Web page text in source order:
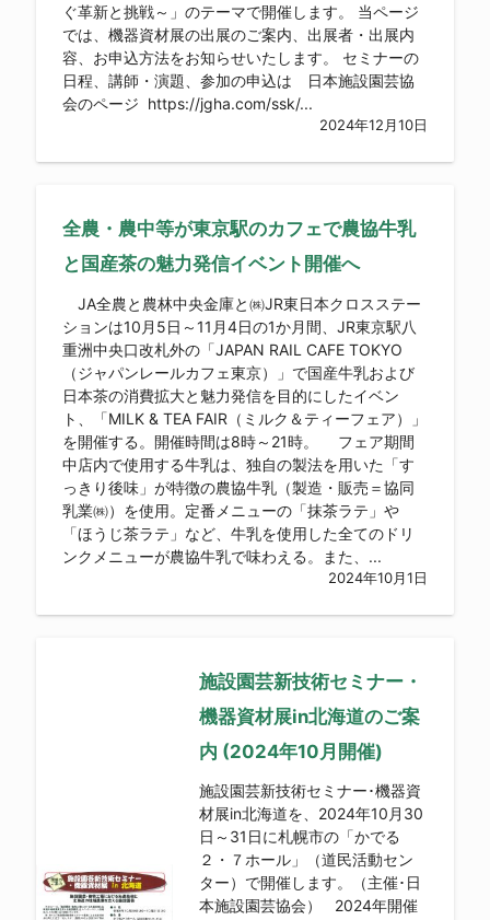
ぐ革新と挑戦～」のテーマで開催します。 当ページ
では、機器資材展の出展のご案内、出展者・出展内
容、お申込方法をお知らせいたします。 セミナーの
日程、講師・演題、参加の申込は 日本施設園芸協
会のページ https://jgha.com/ssk/...
2024年12月10日
全農・農中等が東京駅のカフェで農協牛乳
と国産茶の魅力発信イベント開催へ
JA全農と農林中央金庫と㈱JR東日本クロスステー
ションは10月5日～11月4日の1か月間、JR東京駅八
重洲中央口改札外の「JAPAN RAIL CAFE TOKYO
（ジャパンレールカフェ東京）」で国産牛乳および
日本茶の消費拡大と魅力発信を目的にしたイベン
ト、「MILK & TEA FAIR（ミルク＆ティーフェア）」
を開催する。開催時間は8時～21時。 フェア期間
中店内で使用する牛乳は、独自の製法を用いた「す
っきり後味」が特徴の農協牛乳（製造・販売＝協同
乳業㈱）を使用。定番メニューの「抹茶ラテ」や
「ほうじ茶ラテ」など、牛乳を使用した全てのドリ
ンクメニューが農協牛乳で味わえる。また、...
2024年10月1日
施設園芸新技術セミナー・
機器資材展in北海道のご案
内 (2024年10月開催)
施設園芸新技術セミナー･機器資
材展in北海道を、2024年10月30
日～31日に札幌市の「かでる
２・７ホール」（道民活動セン
ター）で開催します。（主催･日
本施設園芸協会） 2024年開催